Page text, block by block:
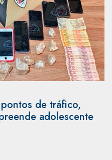
de tráfico,
adolescente